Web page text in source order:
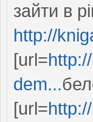
зайти в
http://
[url=
dem...
[url=